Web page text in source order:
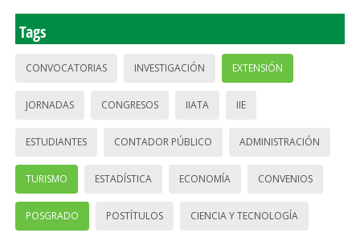
Tags
CONVOCATORIAS INVESTIGACIÓN EXTENSIÓN
JORNADAS CONGRESOS IIATA IIE
ESTUDIANTES CONTADOR PÚBLICO ADMINISTRACIÓN
TURISMO ESTADÍSTICA ECONOMÍA CONVENIOS
POSGRADO POSTÍTULOS CIENCIA Y TECNOLOGÍA